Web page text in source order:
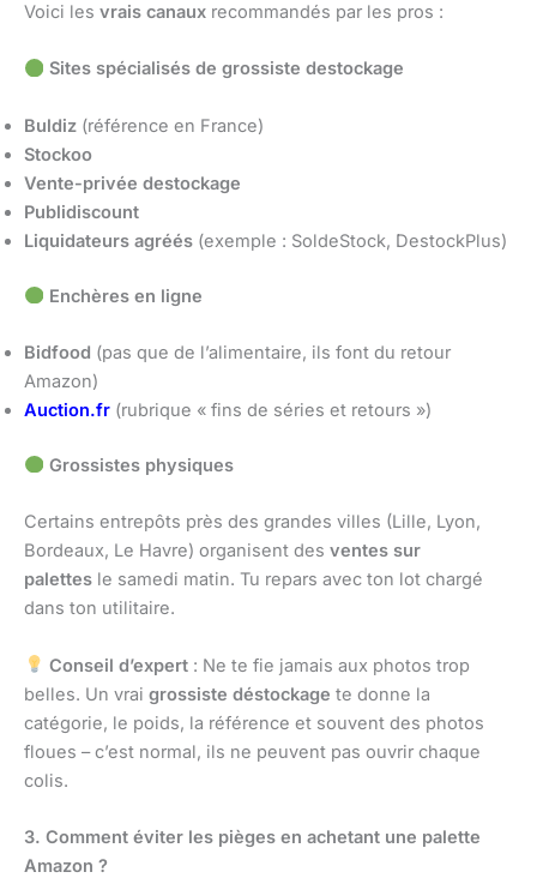
Voici les vrais canaux recommandés par les pros :
Sites spécialisés de grossiste destockage
Buldiz (référence en France)
Stockoo
Vente-privée destockage
Publidiscount
Liquidateurs agréés (exemple : SoldeStock, DestockPlus)
Enchères en ligne
Bidfood (pas que de l’alimentaire, ils font du retour
Amazon)
Auction.fr (rubrique « fins de séries et retours »)
Grossistes physiques
Certains entrepôts près des grandes villes (Lille, Lyon,
Bordeaux, Le Havre) organisent des ventes sur
palettes le samedi matin. Tu repars avec ton lot chargé
dans ton utilitaire.
Conseil d’expert: Ne te fie jamais aux photos trop
belles. Un vrai grossiste déstockage te donne la
catégorie, le poids, la référence et souvent des photos
floues – c’est normal, ils ne peuvent pas ouvrir chaque
colis.
3. Comment éviter les pièges en achetant une palette
Amazon ?